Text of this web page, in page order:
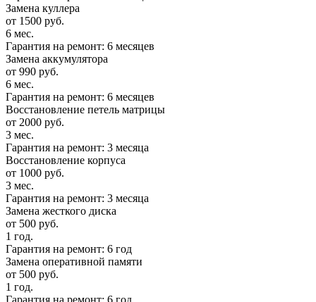
Замена куллера
от 1500 руб.
6 мес.
Гарантия на ремонт: 6 месяцев
Замена аккумулятора
от 990 руб.
6 мес.
Гарантия на ремонт: 6 месяцев
Восстановление петель матрицы
от 2000 руб.
3 мес.
Гарантия на ремонт: 3 месяца
Восстановление корпуса
от 1000 руб.
3 мес.
Гарантия на ремонт: 3 месяца
Замена жесткого диска
от 500 руб.
1 год.
Гарантия на ремонт: 6 год
Замена оперативной памяти
от 500 руб.
1 год.